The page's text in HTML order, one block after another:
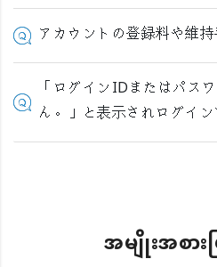
アカウントの登録料や維
「ログインIDまたはパス
ん。」と表示されログイ
အမျိုးအစား